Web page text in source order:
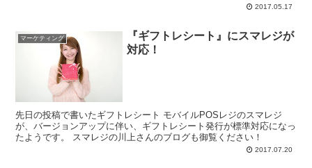
2017.05.17
マーケティング
『ギフトレシート』にスマレジが
対応！
先日の投稿で書いたギフトレシート モバイルPOSレジのスマレジ
が、バージョンアップに伴い、ギフトレシート発行が標準対応になっ
たようです。 スマレジの川上さんのブログも御覧ください！
2017.07.20